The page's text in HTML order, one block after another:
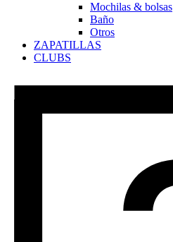
Mochilas & bolsas
Baño
Otros
ZAPATILLAS
CLUBS